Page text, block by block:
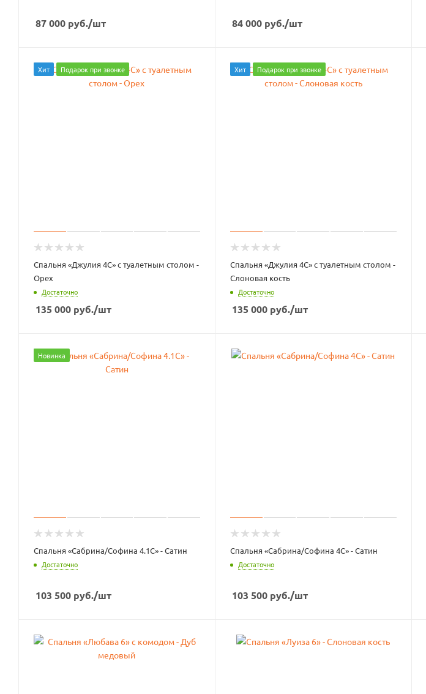
87 000 руб./шт 84 000руб./шт
Хит Подарок при звонке
Спальня «Джулия 4С» с туалетным столом -
Орех
Достаточно
135 000 руб./шт
Хит Подарок при звонке
Спальня «Джулия 4С» с туалетным столом -
Слоновая кость
Достаточно
135 000руб./шт
Новинка
Спальня «Сабрина/Софина 4.1С» - Сатин
Достаточно
103 500 руб./шт
Спальня «Сабрина/Софина 4С» - Сатин
Достаточно
103 500руб./шт